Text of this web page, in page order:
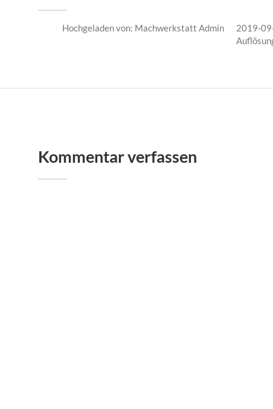
Hochgeladen von: Machwerkstatt Admin
2019-
Kommentar verfassen